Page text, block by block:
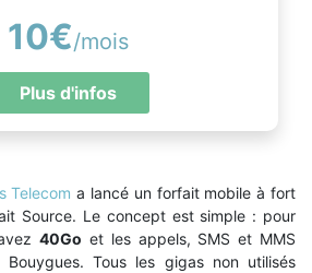
10€/mois
Plus d'infos
Telecom a lancé un forfait mobile à fort
Source. Le concept est simple : pour
40Go et les appels, SMS et MMS
Tous les gigas non utilisés